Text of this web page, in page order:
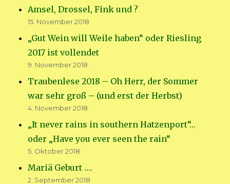
Amsel, Drossel, Fink und ?
15. November 2018
„Gut Wein will Weile haben“ oder Riesling
2017 ist vollendet
9. November 2018
Traubenlese 2018 – Oh Herr, der Sommer
war sehr groß – (und erst der Herbst)
4. November 2018
„It never rains in southern Hatzenport“…
oder „Have you ever seen the rain“
5. Oktober 2018
Mariä Geburt ….
2. September 2018